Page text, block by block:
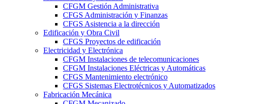
CFGM Gestión Administrativa
CFGS Administración y Finanzas
CFGS Asistencia a la dirección
Edificación y Obra Civil
CFGS Proyectos de edificación
Electricidad y Electrónica
CFGM Instalaciones de telecomunicaciones
CFGM Instalaciones Eléctricas y Automáticas
CFGS Mantenimiento electrónico
CFGS Sistemas Electrotécnicos y Automatizados
Fabricación Mecánica